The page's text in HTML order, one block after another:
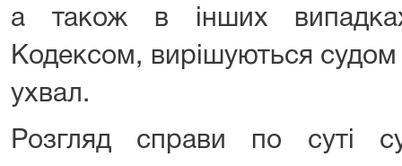
а також в інших
Кодексом, вирішуються
ухвал.
Розгляд справи по суті